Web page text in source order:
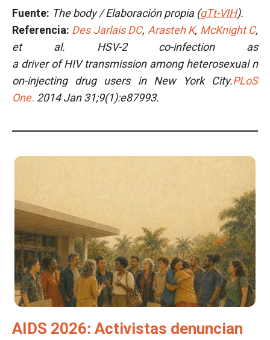
Fuente: The body / Elaboración propia (gTt-VIH).
Referencia: Des Jarlais DC, Arasteh K, McKnight C,
et al. HSV-2 co-infection as
adriverofHIV transmission amongheterosexual n
on-injecting drug users inNew York City.PLoS
One. 2014 Jan 31;9(1):e87993.
AIDS 2026: Activistas denuncian